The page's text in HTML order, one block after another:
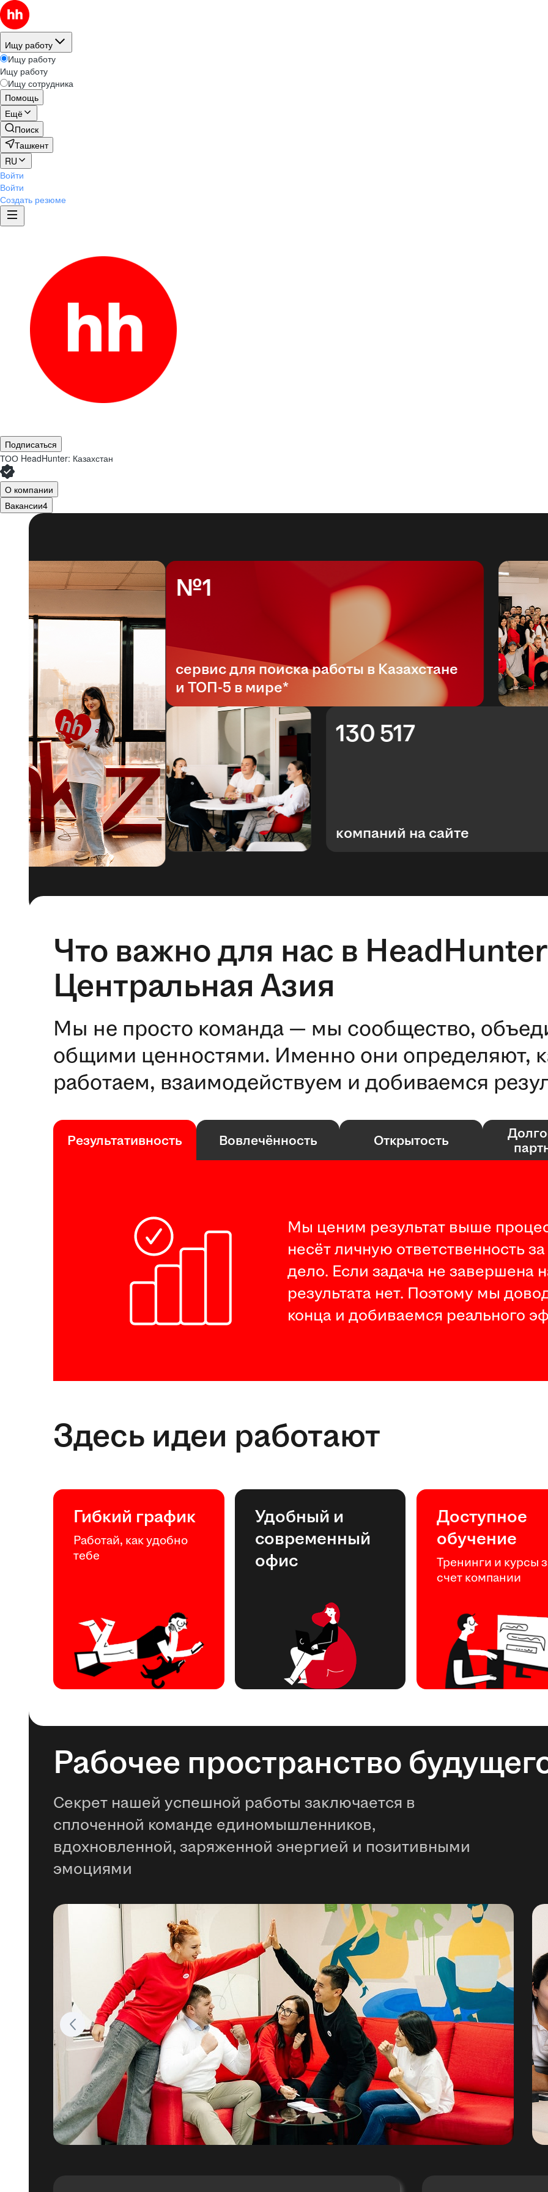
Ищу работу
Ищу работу
Ищу работу
Ищу сотрудника
Помощь
Ещё
Поиск
Ташкент
RU
Войти
Войти
Создать резюме
Подписаться
ТОО HeadHunter: Казахстан
О компании
Вакансии4
№1
сервис для поиска работы в Казахстане
и ТОП-5 в мире*
130 517
компаний на сайте
Что важно для нас в HeadHunter
Центральная Азия
Мы не просто команда — мы сообщество,
общими ценностями. Именно они определяют,
работаем, взаимодействуем и добиваемся
Результативность Вовлечённость Открытость
Мы ценим результат выше
несёт личную ответственность
дело. Если задача не завершена
результата нет. Поэтому мы
конца и добиваемся реального
Здесь идеи работают
Гибкий график
Работай, как удобно
тебе
Удобный и
современный
офис
Доступное
обучение
Тренинги и курсы
счет компании
Рабочее пространство
Секрет нашей успешной работы заключается в
сплоченной команде единомышленников,
вдохновленной, заряженной энергией и позитивными
эмоциями